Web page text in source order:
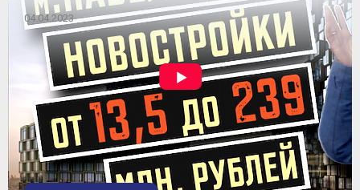
4-комнатная
Уточнить наличие 78,7-99,1 м 2
Продано
ЖК "Big Time" (Биг Тайм)
04.04.2023